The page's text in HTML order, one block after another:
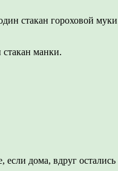
стакан гороховой
стакан манки.
если дома, вдруг остались